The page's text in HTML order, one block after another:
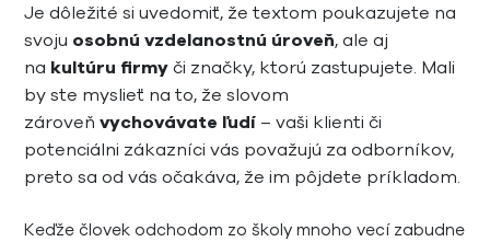
Je dôležité si uvedomiť, že textom poukazujete na
svoju osobnú vzdelanostnú úroveň, ale aj
na kultúru firmyči značky, ktorú zastupujete. Mali
by ste myslieť na to, že slovom
zároveňvychovávate ľudí – vaši klienti či
potenciálni zákazníci vás považujú za odborníkov,
preto sa od vás očakáva, že im pôjdete príkladom.
Keďže človek odchodom zo školy mnoho vecí zabudne